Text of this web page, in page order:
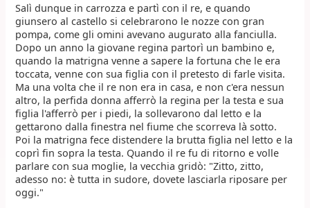
Salì dunque in carrozza e partì con il re, e quando
giunsero al castello si celebrarono le nozze con gran
pompa, come gli omini avevano augurato alla fanciulla.
Dopo un anno la giovane regina partorì un bambino e,
quando la matrigna venne a sapere la fortuna che le era
toccata, venne con sua figlia con il pretesto di farle visita.
Ma una volta che il re non era in casa, e non c'era nessun
altro, la perfida donna afferrò la regina per la testa e sua
figlia l'afferrò per i piedi, la sollevarono dal letto e la
gettarono dalla finestra nel fiume che scorreva là sotto.
Poi la matrigna fece distendere la brutta figlia nel letto e la
coprì fin sopra la testa. Quando il re fu di ritorno e volle
parlare con sua moglie, la vecchia gridò: "Zitto, zitto,
adesso no: è tutta in sudore, dovete lasciarla riposare per
oggi."